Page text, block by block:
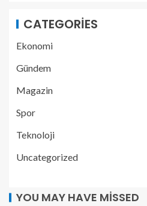
CATEGORIES
Ekonomi
Gündem
Magazin
Spor
Teknoloji
Uncategorized
YOU MAY HAVE MISSED